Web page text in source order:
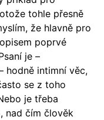
tohle přesně
že hlavně pro
poprvé
je –
hodně intimní věc,
se z toho
je třeba
nad čím člověk